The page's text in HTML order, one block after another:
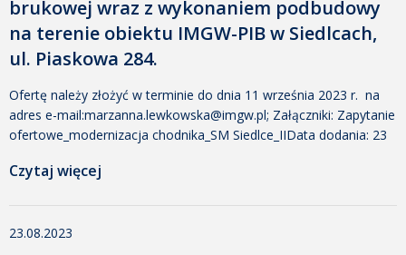
brukowej wraz z wykonaniem podbudowy
na terenie obiektu IMGW-PIB w Siedlcach,
ul. Piaskowa 284.
Ofertę należy złożyć w terminie do dnia 11 września 2023 r. na
adres e-mail:marzanna.lewkowska@imgw.pl; Załączniki: Zapytanie
ofertowe_modernizacja chodnika_SM Siedlce_IIData dodania: 23
362 KB Pobrano: 766 Załącznik nr 1_ formularz ofertowyData
RODOData dodania: 23 sierpnia 2023 15:11 […]
Czytaj więcej
23.08.2023